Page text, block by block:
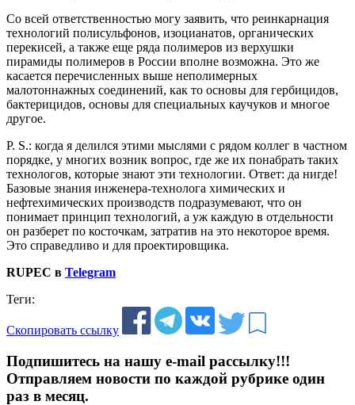
Со всей ответственностью могу заявить, что реинкарнация
технологий полисульфонов, изоцианатов, органических
перекисей, а также еще ряда полимеров из верхушки
пирамиды полимеров в России вполне возможна. Это же
касается перечисленных выше неполимерных
малотоннажных соединений, как то основы для гербицидов,
бактерицидов, основы для специальных каучуков и многое
другое.
P. S.: когда я делился этими мыслями с рядом коллег в частном
порядке, у многих возник вопрос, где же их понабрать таких
технологов, которые знают эти технологии. Ответ: да нигде!
Базовые знания инженера-технолога химических и
нефтехимических производств подразумевают, что он
понимает принцип технологий, а уж каждую в отдельности
он разберет по косточкам, затратив на это некоторое время.
Это справедливо и для проектировщика.
RUPEC в Telegram
Теги:
Скопировать ссылку
Подпишитесь на нашу e-mail рассылку!!!
Отправляем новости по каждой рубрике один
раз в месяц.